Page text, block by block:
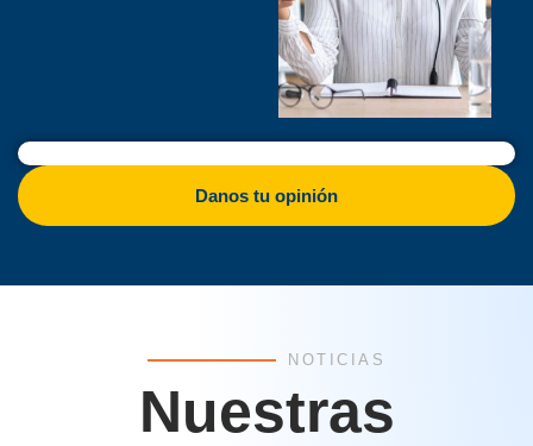
Danos tu opinión
NOTICIAS
Nuestras